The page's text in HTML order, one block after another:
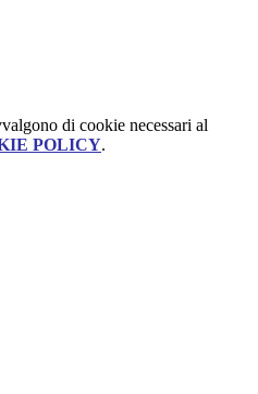
di cookie necessari al
POLICY.